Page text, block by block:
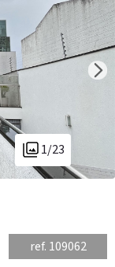
1/23
ref. 109062